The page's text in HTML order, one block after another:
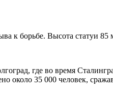
к борьбе. Высота статуи
где во время
около 35 000 человек,